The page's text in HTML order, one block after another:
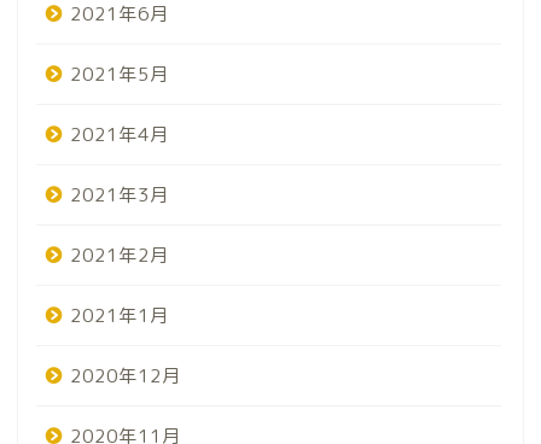
2021年6月
2021年5月
2021年4月
2021年3月
2021年2月
2021年1月
2020年12月
2020年11月